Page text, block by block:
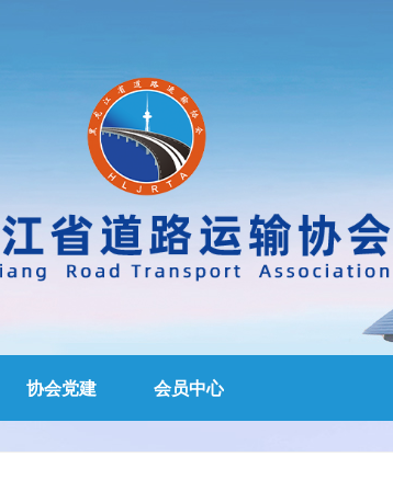
协会党建 会员中心